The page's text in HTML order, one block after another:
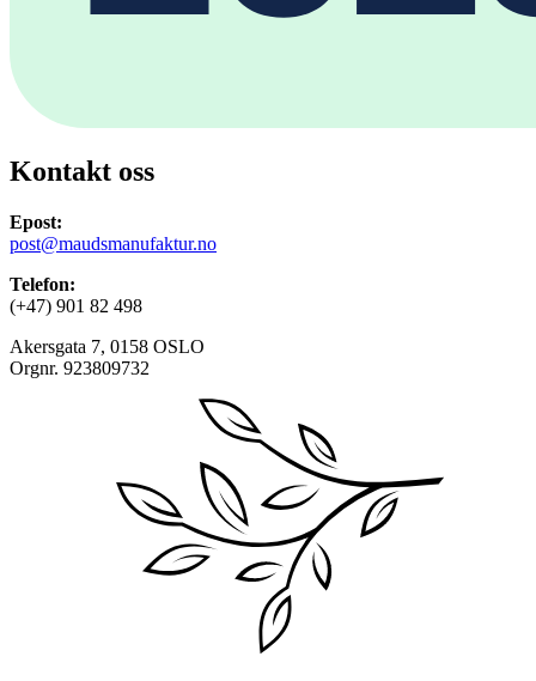
Kontakt oss
Epost:
post@maudsmanufaktur.no
Telefon:
(+47) 901 82 498
Akersgata 7, 0158 OSLO
Orgnr. 923809732